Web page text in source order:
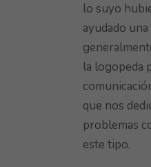
lo suyo
ayudado
la logopeda
que nos
problemas
este tipo.